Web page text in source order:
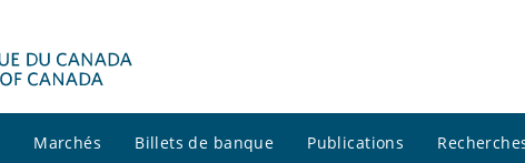
Marchés Billets de banque Publications